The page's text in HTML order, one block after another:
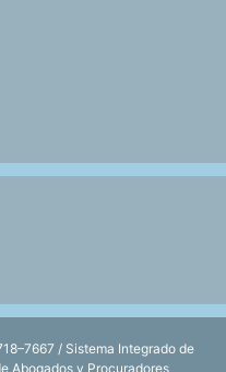
/ Sistema Integrado de
Abogados y Procuradores